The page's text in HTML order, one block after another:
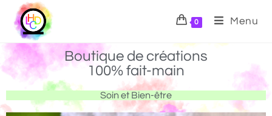
0 Menu
Boutique de créations
100% fait-main
Soin et Bien-être